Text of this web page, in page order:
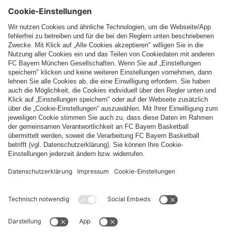
10.
10.
Aktuell Platz 10, letzte Woche Platz 10
SC Sand
Es findet kein Spiel statt
22 5 3 14 21 : 53 -32
11.
11.
Aktuell Platz 11, letzte Woche Platz 11
Meppen
Es findet kein Spiel statt
22 3 5 14 16 : 52 -36 14
12. 12.
Aktuell Platz 12, letzte Woche Platz 12
Duisburg
Es findet kein Spiel statt
22 1 4 17 15 : 61 -46
Durch die erste Linie ist der Platz für die Champions-League
Gruppenphase gekennzeichnet, durch die zweite die Plätze für die CL-
Qualifikation. Durch die dritte Linie werden die Abstiegsplätze markiert.
PARTNER